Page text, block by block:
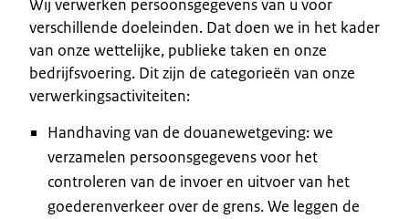
Wij verwerken persoonsgegevens van u voor
verschillende doeleinden. Dat doen we in het kader
van onze wettelijke, publieke taken en onze
bedrijfsvoering. Dit zijn de categorieën van onze
verwerkingsactiviteiten:
Handhaving van de douanewetgeving: we
verzamelen persoonsgegevens voor het
controleren van de invoer en uitvoer van het
goederenverkeer over de grens. We leggen de